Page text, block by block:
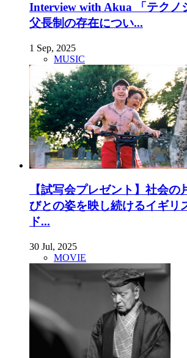
Interview with Akua 「テクノ
父長制の存在につい...
1 Sep, 2025
MUSIC
【試写会プレゼント】社会の
びとの姿を映し続けるイギリ
ド...
30 Jul, 2025
MOVIE